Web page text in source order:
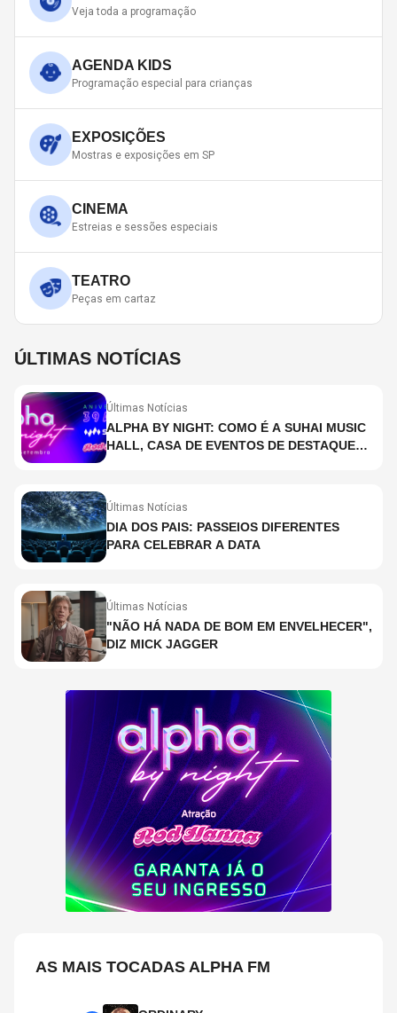
Veja toda a programação
AGENDA KIDS
Programação especial para crianças
EXPOSIÇÕES
Mostras e exposições em SP
CINEMA
Estreias e sessões especiais
TEATRO
Peças em cartaz
ÚLTIMAS NOTÍCIAS
Últimas Notícias
ALPHA BY NIGHT: COMO É A SUHAI MUSIC
HALL, CASA DE EVENTOS DE DESTAQUE
Últimas Notícias
DIA DOS PAIS: PASSEIOS DIFERENTES
PARA CELEBRAR A DATA
Últimas Notícias
"NÃO HÁ NADA DE BOM EM ENVELHECER",
DIZ MICK JAGGER
AS MAIS TOCADAS ALPHA FM